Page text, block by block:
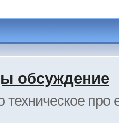
обсуждение
техническое про